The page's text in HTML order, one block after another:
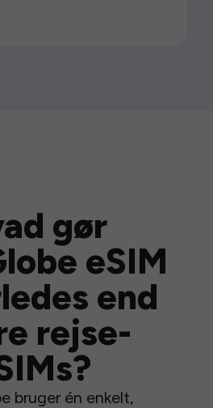
gør
eSIM
end
rejse-
bruger én enkelt,